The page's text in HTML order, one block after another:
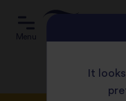
Menu
It